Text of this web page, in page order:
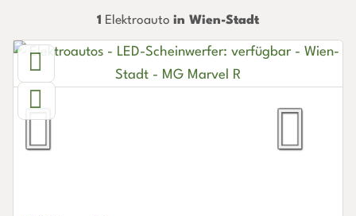
1 Elektroauto in Wien-Stadt